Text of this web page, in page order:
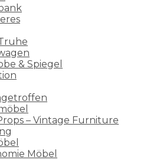
& Spiegel
– Vintage Furniture
Möbel